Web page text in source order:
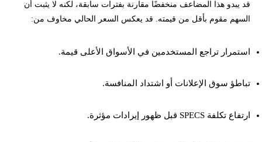
قد يبدو هذا المضاعف منخفضًا مقارنة بفترات سابقة، لكنه لا يثبت أن
السهم مقوم بأقل من قيمته. قد يعكس السعر الحالي مخاوف من:
استمرار تراجع المستخدمين في الأسواق الأعلى قيمة.
تباطؤ سوق الإعلانات أو اشتداد المنافسة.
ارتفاع تكلفة SPECS قبل ظهور إيرادات مؤثرة.